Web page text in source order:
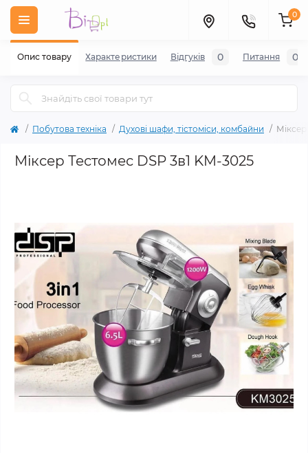
0
Побутова техніка Духові шафи, тістоміси, комбайни
Міксер Тестомес DSP 3в1 KM-3025
Опис товару Характеристики Відгуків 0 Питання 0